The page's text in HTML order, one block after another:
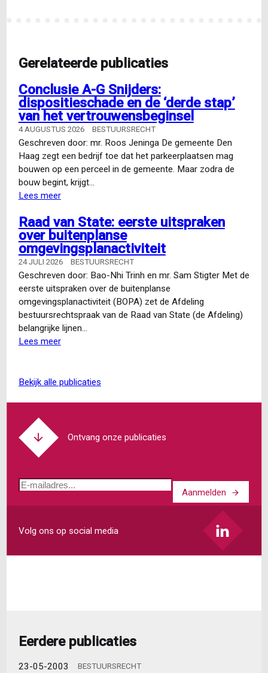
Gerelateerde publicaties
Conclusie A-G Snijders:
dispositieschade en de ‘derde stap’
van het vertrouwensbeginsel
4 AUGUSTUS 2026 BESTUURSRECHT
Geschreven door: mr. Roos Jeninga De gemeente Den
Haag zegt een bedrijf toe dat het parkeerplaatsen mag
bouwen op een perceel in de gemeente. Maar zodra de
bouw begint, krijgt…
Lees meerover
A-
G
Snijders:
dispositieschade
en
de
‘derde
stap’
van
het
Raad van State: eerste uitspraken
over buitenplanse
omgevingsplanactiviteit
24 JULI 2026 BESTUURSRECHT
Geschreven door: Bao-Nhi Trinh en mr. Sam Stigter Met de
eerste uitspraken over de buitenplanse
omgevingsplanactiviteit (BOPA) zet de Afdeling
bestuursrechtspraak van de Raad van State (de Afdeling)
belangrijke lijnen…
Lees meerover
State:
buitenplanse
bekijk alle publicaties
Ontvang onze publicaties
E-
Aanmelden
Volg ons op social media
Eerdere publicaties
23-05-2003 BESTUURSRECHT